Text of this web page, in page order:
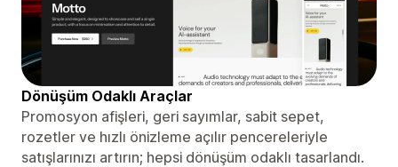
Dönüşüm Odaklı Araçlar
Promosyon afişleri, geri sayımlar, sabit sepet,
rozetler ve hızlı önizleme açılır pencereleriyle
satışlarınızı artırın; hepsi dönüşüm odaklı tasarlandı.